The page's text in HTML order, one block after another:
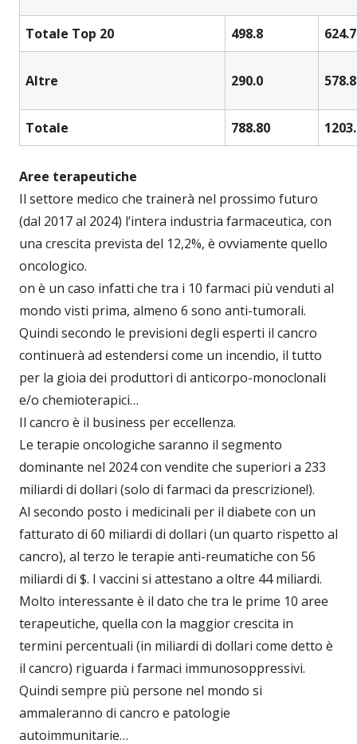
Totale Top 20 498.8 624.7
Altre 290.0 578.8
Totale 788.80
Aree terapeutiche
Il settore medico che trainerà nel prossimo futuro
(dal 2017 al 2024) l’intera industria farmaceutica, con
una crescita prevista del 12,2%, è ovviamente quello
oncologico.
on è un caso infatti che tra i 10 farmaci più venduti al
mondo visti prima, almeno 6 sono anti-tumorali.
Quindi secondo le previsioni degli esperti il cancro
continuerà ad estendersi come un incendio, il tutto
per la gioia dei produttori di anticorpo-monoclonali
e/o chemioterapici…
Il cancro è il business per eccellenza.
Le terapie oncologiche saranno il segmento
dominante nel 2024 con vendite che superiori a 233
miliardi di dollari (solo di farmaci da prescrizione!).
Al secondo posto i medicinali per il diabete con un
fatturato di 60 miliardi di dollari (un quarto rispetto al
cancro), al terzo le terapie anti-reumatiche con 56
miliardi di $. I vaccini si attestano a oltre 44 miliardi.
Molto interessante è il dato che tra le prime 10 aree
terapeutiche, quella con la maggior crescita in
termini percentuali (in miliardi di dollari come detto è
il cancro) riguarda i farmaci immunosoppressivi.
Quindi sempre più persone nel mondo si
ammaleranno di cancro e patologie
autoimmunitarie…